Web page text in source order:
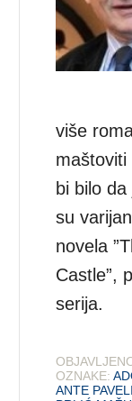
više
bi bilo
su
novela
Castle”,
serija.
OZNAKE:
ANTE